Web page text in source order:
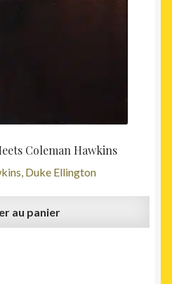
Coleman Hawkins
Duke Ellington
au panier